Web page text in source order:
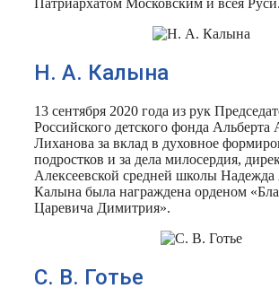
Патриархатом Московским и всея Руси.
Н. А. Калына
13 сентября 2020 года из рук
Российского детского фонда Альберта
Лиханова за вклад в духовное
подростков и за дела милосердия,
Алексеевской средней школы Надежда
Калына была награждена орденом
Царевича Димитрия».
С. В. Готье